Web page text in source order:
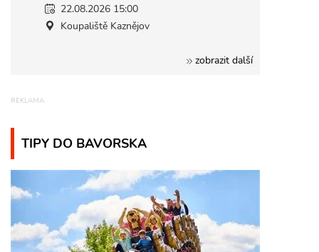
22.08.2026 15:00
Koupaliště Kaznějov
zobrazit další
TIPY DO BAVORSKA